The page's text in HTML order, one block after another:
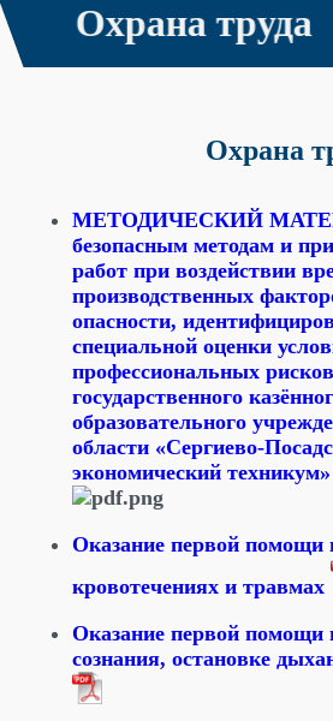
Охрана труда
Охрана
МЕТОДИЧЕСКИЙ
безопасным методам и
работ при воздействии
производственных
опасности,
специальной оценки
профессиональных
государственного
образовательного
области «Сергиево-
экономический
Оказание первой
кровотечениях и травмах
Оказание первой помощи
сознания, остановке